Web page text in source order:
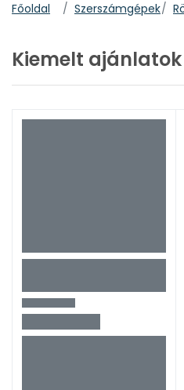
Főoldal Szerszámgépek
Kiemelt ajánlatok